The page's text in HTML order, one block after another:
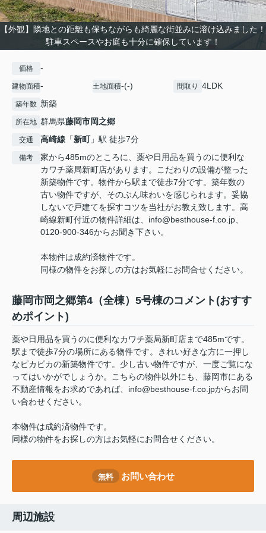
【外観】隣地との距離も保ちながらも綺麗な街並みに溶け込みました！
駐車スペースやお庭も十分に確保しています！
価格 -
建物面積- 土地面積-(-) 間取り 4LDK
築年数 新築
所在地 群馬県藤岡市岡之郷
交通 高崎線 「新町」駅 徒歩7分
備考
家から485mのところに、薬や日用品を買うのに便利な
カワチ薬局新町店があります。こだわりの設備が整った
新築物件です。物件から駅まで徒歩7分です。築年数の
古い物件ですが、そのぶん味わいを感じられます。妥協
しないで戸建てを探すコツを当社がお教え致します。高
崎線新町付近の物件詳細は、info@besthouse-f.co.jp、
0120-900-346からお聞き下さい。
本物件は成約済物件です。
同様の物件をお探しの方はお気軽にお問合せください。
藤岡市岡之郷第4（全棟）5号棟のコメント(おすす
めポイント)
薬や日用品を買うのに便利なカワチ薬局新町店まで485mです。
駅まで徒歩7分の場所にある物件です。きれい好きな方に一押し
なピカピカの新築物件です。少し古い物件ですが、一度ご覧にな
ってはいかがでしょうか。こちらの物件以外にも、藤岡市にある
不動産情報をお求めであれば、info@besthouse-f.co.jpからお問
い合わせください。
本物件は成約済物件です。
同様の物件をお探しの方はお気軽にお問合せください。
無料 お問い合わせ
周辺施設